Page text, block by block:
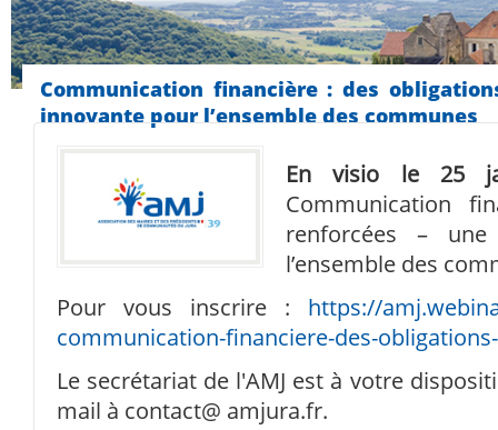
Communication financière : des
innovante pour l’ensemble des communes
En visio le 25
Communication
renforcées –
l’ensemble des
Pour vous inscrire : https://
communication-financiere-des-
Le secrétariat de l'AMJ est à votre
mail à contact@ amjura.fr.